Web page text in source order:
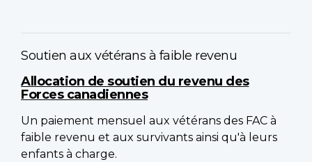
Soutien aux vétérans à faible revenu
Allocation de soutien du revenu des
Forces canadiennes
Un paiement mensuel aux vétérans des FAC à
faible revenu et aux survivants ainsi qu'à leurs
enfants à charge.